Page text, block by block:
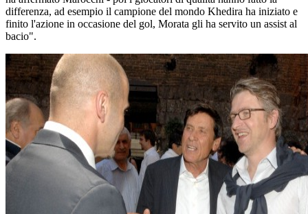
differenza, ad esempio il campione del mondo Khedira ha iniziato e
finito l'azione in occasione del gol, Morata gli ha servito un assist al
bacio".